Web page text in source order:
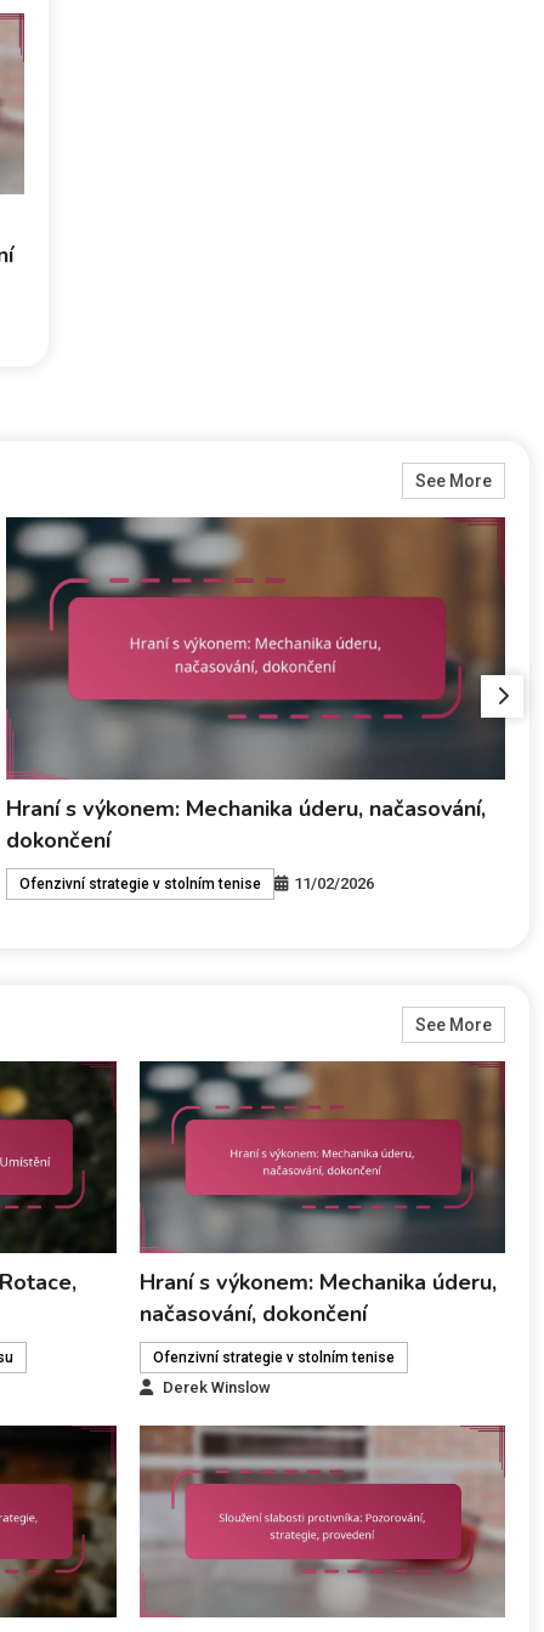
See More
Obranná mentalita: Zaměření, strategie,
odolnost
Defenzivní strategie v stolním tenisu 11/02/2026
See More
Hraní s výkonem: Mechanika úderu,
načasování, dokončení
Ofenzivní strategie v stolním tenise
Derek Winslow